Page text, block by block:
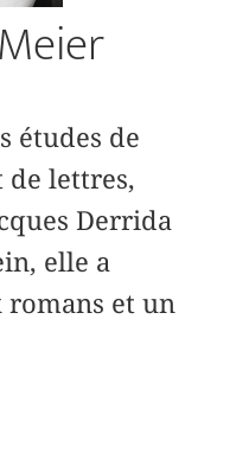
études de
de lettres,
Derrida
elle a
romans et un